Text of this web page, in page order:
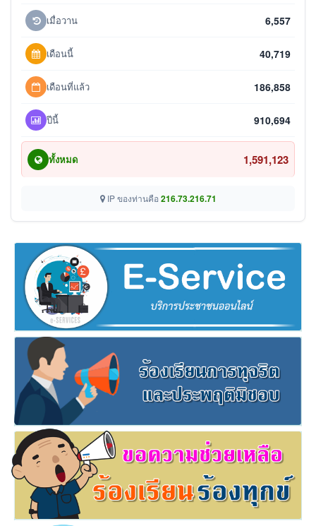
เมื่อวาน 6,557
เดือนนี้ 40,719
เดือนที่แล้ว 186,858
ปีนี้ 910,694
ทั้งหมด 1,591,123
IP ของท่านคือ 216.73.216.71